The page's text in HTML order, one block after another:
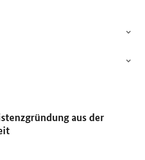
aus der